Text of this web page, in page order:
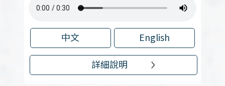
中文 English
詳細說明